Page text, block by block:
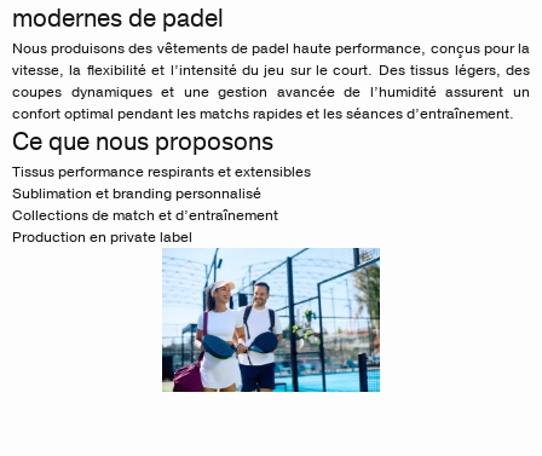
modernes de padel
Nous produisons des vêtements de padel haute performance, conçus pour la
vitesse, la flexibilité et l’intensité du jeu sur le court. Des tissus légers, des
coupes dynamiques et une gestion avancée de l’humidité assurent un
confort optimal pendant les matchs rapides et les séances d’entraînement.
Ce que nous proposons
Tissus performance respirants et extensibles
Sublimation et branding personnalisé
Collections de match et d’entraînement
Production en private label